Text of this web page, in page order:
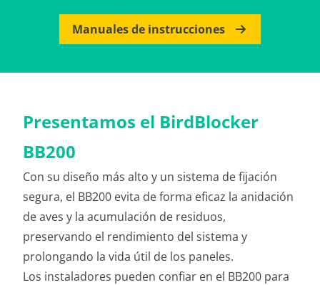
Manuales de instrucciones
Presentamos el BirdBlocker
BB200
Con su diseño más alto y un sistema de fijación
segura, el BB200 evita de forma eficaz la anidación
de aves y la acumulación de residuos,
preservando el rendimiento del sistema y
prolongando la vida útil de los paneles.
Los instaladores pueden confiar en el BB200 para